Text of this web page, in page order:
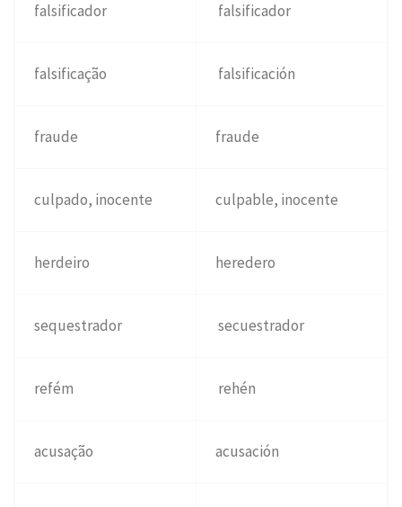
falsificador falsificador
falsificação falsificación
fraude fraude
culpado, inocente culpable, inocente
herdeiro heredero
sequestrador secuestrador
refém rehén
acusação acusación